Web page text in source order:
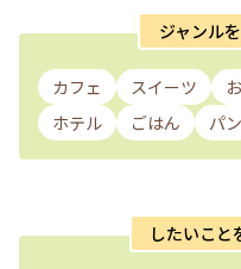
ジャンル
カフェ スイーツ
ホテル
ごはん パン
したいこと